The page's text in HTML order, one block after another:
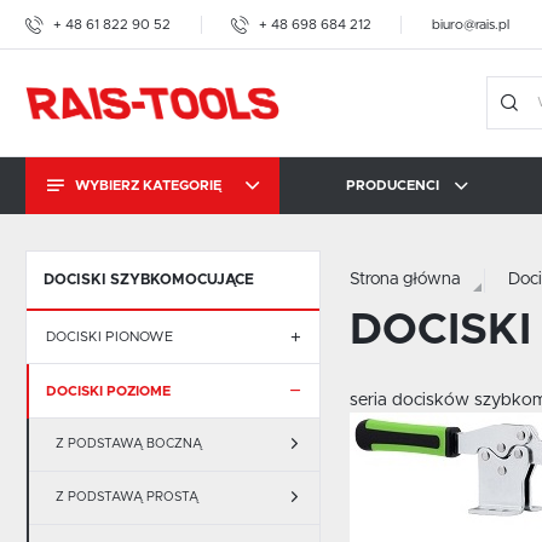
+ 48 61 822 90 52 + 48 698 684 212 biuro@rais.pl
WYBIERZ KATEGORIĘ
PRASKI ŚRUBOWE
KOPAL CARROSIONO
BRAUER
PRODUCENCI
RAIS-TOOLS AMF
DOCISKI SZYBKOMOCUJĄCE
DOCISKI PIONOWE
Z PODSTAWĄ POZIOMĄ
Z PODSTAWĄ PROSTĄ
Z PODSTAWĄ BOCZNĄ
DOCISKI POZIOME
Z PODSTAWĄ BOCZNĄ
Z PODSTAWĄ PROSTĄ
Strona główna
seria docisków